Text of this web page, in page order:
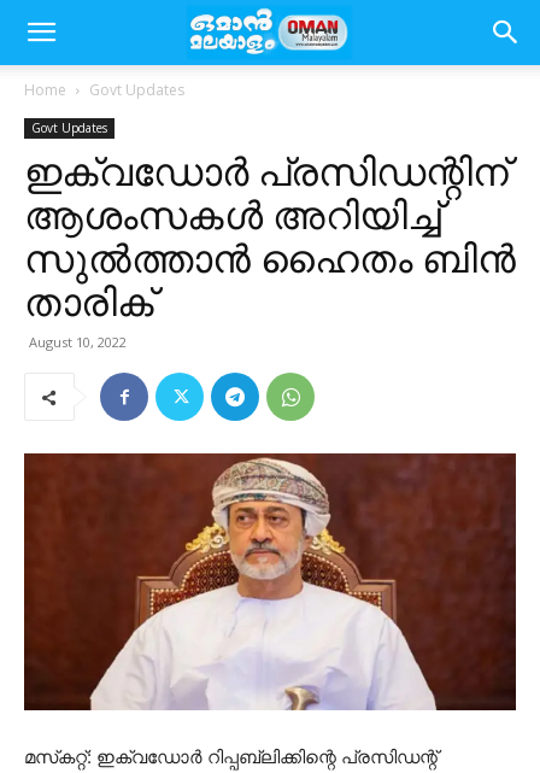
Home Govt Updates
Govt Updates
ഇക്വഡോർ പ്രസിഡന്റിന്
ആശംസകൾ അറിയിച്ച്
സുൽത്താൻ ഹൈതം ബിൻ
താരിക്
August 10, 2022
മസ്‌കറ്റ്: ഇക്വഡോർ റിപ്പബ്ലിക്കിന്റെ പ്രസിഡന്റ്